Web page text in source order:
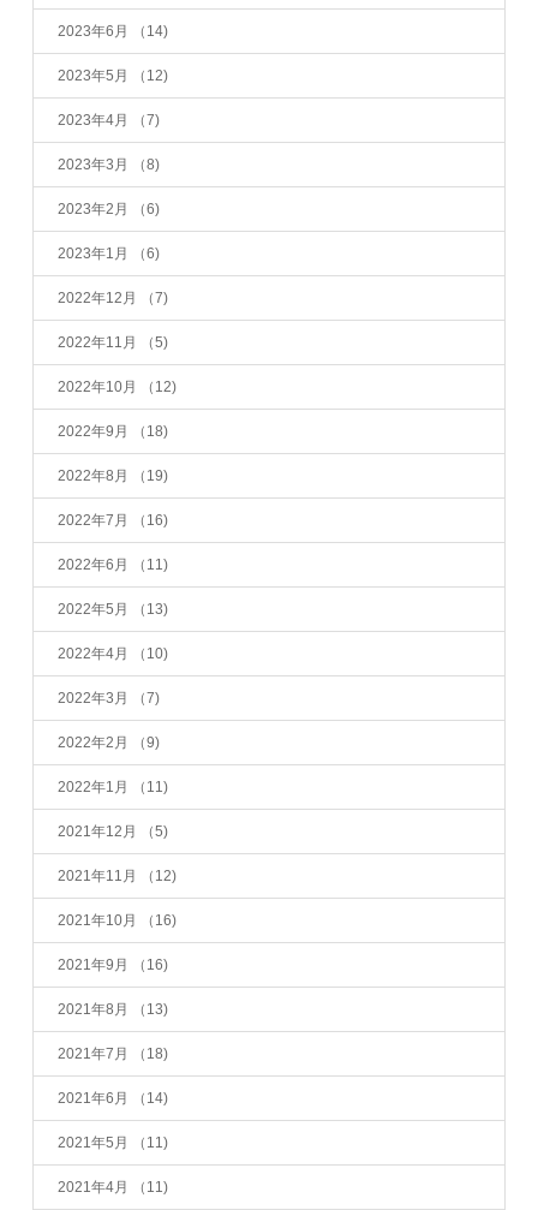
2023年6月 （14)
2023年5月 （12)
2023年4月 （7)
2023年3月 （8)
2023年2月 （6)
2023年1月 （6)
2022年12月 （7)
2022年11月 （5)
2022年10月 （12)
2022年9月 （18)
2022年8月 （19)
2022年7月 （16)
2022年6月 （11)
2022年5月 （13)
2022年4月 （10)
2022年3月 （7)
2022年2月 （9)
2022年1月 （11)
2021年12月 （5)
2021年11月 （12)
2021年10月 （16)
2021年9月 （16)
2021年8月 （13)
2021年7月 （18)
2021年6月 （14)
2021年5月 （11)
2021年4月 （11)